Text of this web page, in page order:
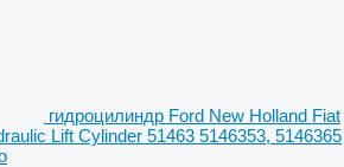
гидроцилиндр Ford New Holland Fiat
Lift Cylinder 51463 5146353, 5146365